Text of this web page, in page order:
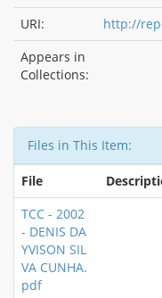
URI:
http://
Appears in
Collections:
Files in This Item:
File
TCC - 2002
- DENIS DA
YVISON SIL
VA CUNHA.
pdf